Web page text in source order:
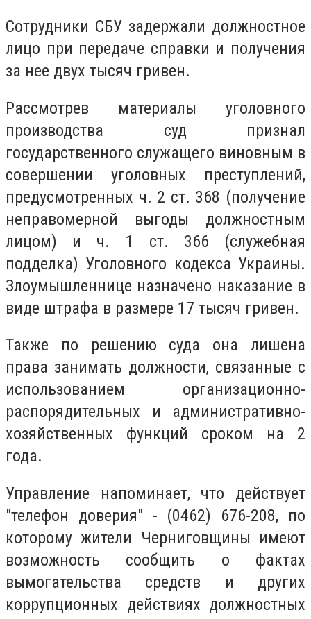
Сотрудники СБУ задержали должностное
лицо при передаче справки и получения
за нее двух тысяч гривен.
Рассмотрев материалы уголовного
производства суд признал
государственного служащего виновным в
совершении уголовных преступлений,
предусмотренных ч. 2 ст. 368 (получение
неправомерной выгоды должностным
лицом) и ч. 1 ст. 366 (служебная
подделка) Уголовного кодекса Украины.
Злоумышленнице назначено наказание в
виде штрафа в размере 17 тысяч гривен.
Также по решению суда она лишена
права занимать должности, связанные с
использованием организационно-
распорядительных и административно-
хозяйственных функций сроком на 2
года.
Управление напоминает, что действует
"телефон доверия" - (0462) 676-208, по
которому жители Черниговщины имеют
возможность сообщить о фактах
вымогательства средств и других
коррупционных действиях должностных